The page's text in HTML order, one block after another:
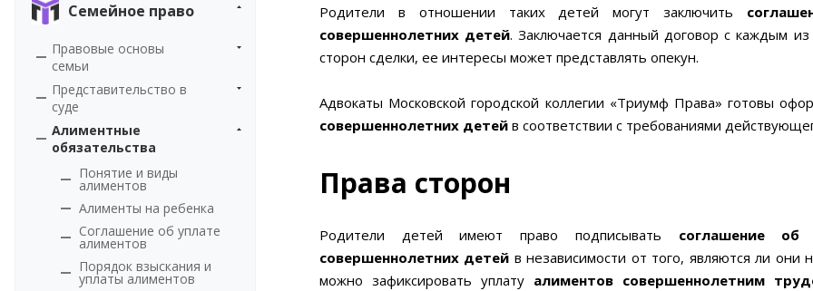
Семейное право
Правовые основы
семьи
Представительство в
суде
Алиментные
обязательства
Понятие и виды
алиментов
Алименты на ребенка
Соглашение об уплате
алиментов
Порядок взыскания и
уплаты алиментов
Родители в отношении таких детей могут заключить
совершеннолетних детей. Заключается данный договор с каждым
сторон сделки, ее интересы может представлять опекун.
Адвокаты Московской городской коллегии «Триумф Права» готовы
совершеннолетних детей в соответствии с требованиями
Права сторон
Родители детей имеют право подписывать соглашение об
совершеннолетних детей в независимости от того, являются ли
можно зафиксировать уплату алиментов совершеннолетним